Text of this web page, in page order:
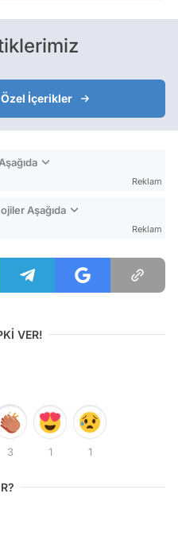
Özel İçerikler
Reklam
Aşağıda
Reklam
VER!
3 1 1